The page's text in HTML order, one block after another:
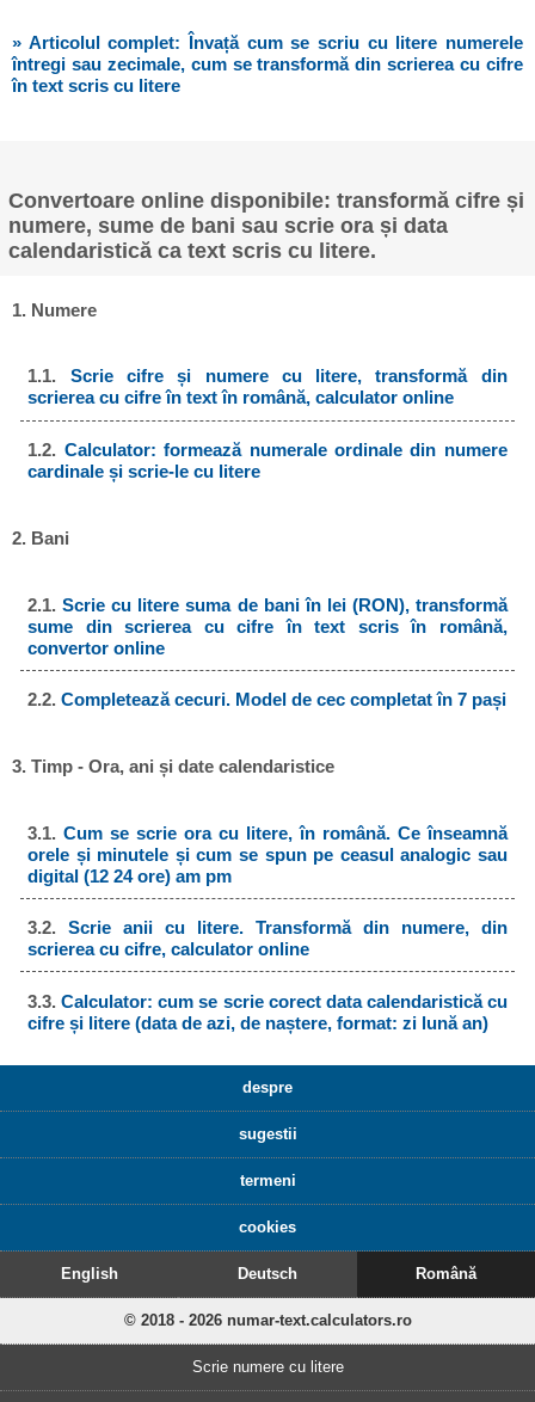
» Articolul complet: Învață cum se scriu cu litere numerele
întregi sau zecimale, cum se transformă din scrierea cu cifre
în text scris cu litere
Convertoare online disponibile: transformă cifre și
numere, sume de bani sau scrie ora și data
calendaristică ca text scris cu litere.
1. Numere
1.1. Scrie cifre și numere cu litere, transformă din
scrierea cu cifre în text în română, calculator online
1.2. Calculator: formează numerale ordinale din numere
cardinale și scrie-le cu litere
2. Bani
2.1.Scrie cu litere suma de bani în lei (RON), transformă
sume din scrierea cu cifre în text scris în română,
convertor online
2.2.Completează cecuri. Model de cec completat în 7 pași
3. Timp - Ora, ani și date calendaristice
3.1.Cum se scrie ora cu litere, în română. Ce înseamnă
orele și minutele și cum se spun pe ceasul analogic sau
digital (12 24 ore) am pm
3.2.Scrie anii cu litere. Transformă din numere, din
scrierea cu cifre, calculator online
3.3.Calculator: cum se scrie corect data calendaristică cu
cifre și litere (data de azi, de naștere, format: zi lună an)
despre
sugestii
termeni
cookies
English Deutsch Română
© 2018 - 2026 numar-text.calculators.ro
Scrie numere cu litere